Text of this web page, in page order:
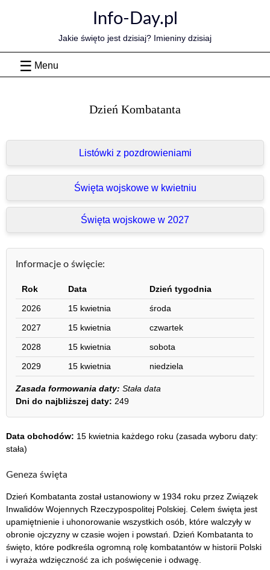
Info-Day.pl
Jakie święto jest dzisiaj? Imieniny dzisiaj
Menu
Dzień Kombatanta
Listówki z pozdrowieniami
Święta wojskowe w kwietniu
Święta wojskowe w 2027
Informacje o święcie:
Rok Data
Dzień tygodnia
2026
15 kwietnia
środa
2027
15 kwietnia
czwartek
2028
15 kwietnia
sobota
2029
15 kwietnia niedziela
Zasada formowania daty: Stała data
Dni do najbliższej daty: 249
Data obchodów: 15 kwietnia każdego roku (zasada wyboru daty:
stała)
Geneza święta
Dzień Kombatanta został ustanowiony w 1934 roku przez Związek
Inwalidów Wojennych Rzeczypospolitej Polskiej. Celem święta jest
upamiętnienie i uhonorowanie wszystkich osób, które walczyły w
obronie ojczyzny w czasie wojen i powstań. Dzień Kombatanta to
święto, które podkreśla ogromną rolę kombatantów w historii Polski
i wyraża wdzięczność za ich poświęcenie i odwagę.